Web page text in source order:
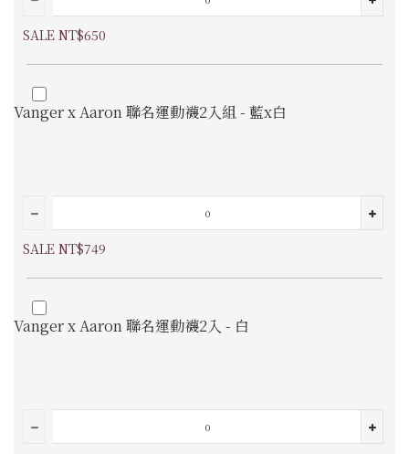
SALE NT$650
Vanger x Aaron 聯名運動襪2入組 - 藍x白
SALE NT$749
Vanger x Aaron 聯名運動襪2入 - 白